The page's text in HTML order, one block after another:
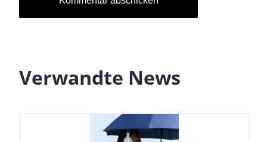
Verwandte News